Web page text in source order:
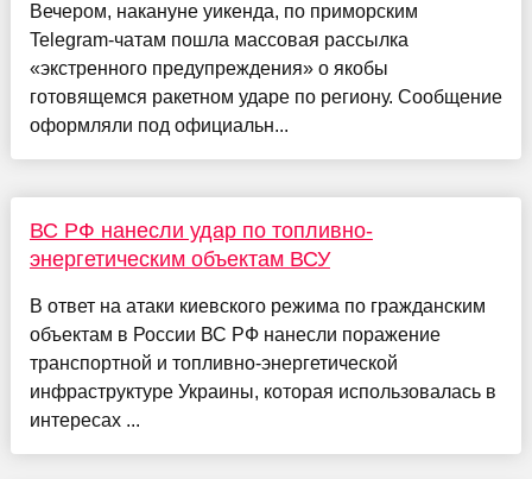
Вечером, накануне уикенда, по приморским
Telegram‑чатам пошла массовая рассылка
«экстренного предупреждения» о якобы
готовящемся ракетном ударе по региону. Сообщение
оформляли под официальн...
ВС РФ нанесли удар по топливно-
энергетическим объектам ВСУ
В ответ на атаки киевского режима по гражданским
объектам в России ВС РФ нанесли поражение
транспортной и топливно-энергетической
инфраструктуре Украины, которая использовалась в
интересах ...